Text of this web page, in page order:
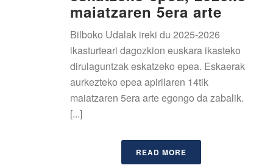
maiatzaren 5era arte
Bilboko Udalak ireki du 2025-2026
ikasturteari dagozkion euskara ikasteko
dirulaguntzak eskatzeko epea. Eskaerak
aurkezteko epea apirilaren 14tik
maiatzaren 5era arte egongo da zabalik.
[...]
READ MORE